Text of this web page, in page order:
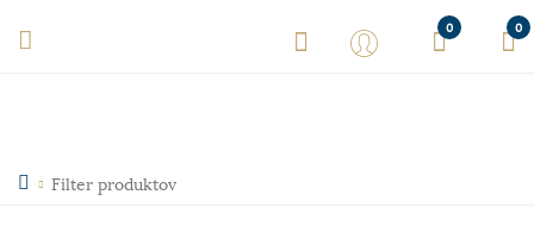
0 0
Filter produktov